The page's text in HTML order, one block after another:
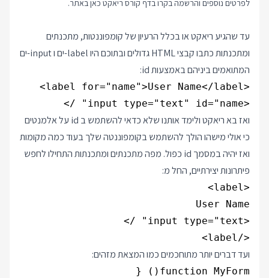
לפרטים נוספים והרשמה בקרו בדף קורס ריאקט כאן באתר.
עד שהגיע ריאקט או בכלל הרעיון של קומפוננטות, מתכנתים
ומתכנתות כתבו קבצי HTML גדולים ובתוכם היו label-ים ו input-ים
המתואמים ביניהם באמצעות id:
<input type="text" id="name" />
ואז בא ריאקט ולימד אותנו שלא כדאי להשתמש ב id על אלמנטים
כי אולי מישהו הולך להשתמש בקומפוננטה שלך בעוד כמה מקומות
ואז יהיה במסמך id כפול. מפה מתכנתים ומתכנתות התחילו לחפש
פיתרונות יצירתיים, החל מ:
</label>
ועד דברים יותר מתוחכמים כמו המצאת מזהים: